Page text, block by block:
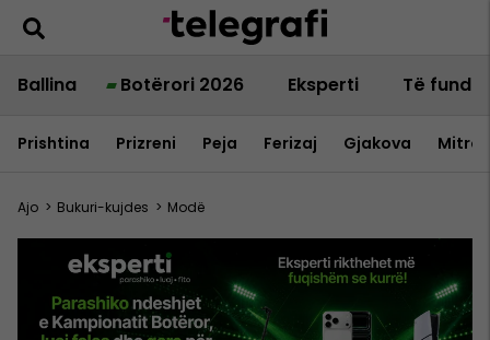
Ballina Botërori 2026 Eksperti Të fundit
Prishtina Prizreni Peja Ferizaj Gjakova
Ajo > Bukuri-kujdes > Modë